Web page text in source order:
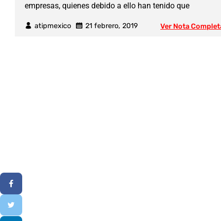
atipmexico 21 febrero, 2019
empresas, quienes debido a ello han tenido que
Ver Nota